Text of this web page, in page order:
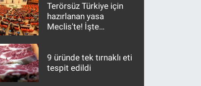
Terörsüz Türkiye için
hazırlanan yasa
Meclis'te! İşte
9 üründe tek tırnaklı eti
tespit edildi